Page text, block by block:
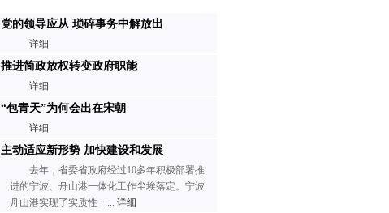
党的领导应从 琐碎事务中解放出
详细
推进简政放权转变政府职能
详细
“包青天”为何会出在宋朝
详细
主动适应新形势 加快建设和发展
去年，省委省政府经过10多年积极部署推
进的宁波、舟山港一体化工作尘埃落定。宁波
舟山港实现了实质性一... 详细